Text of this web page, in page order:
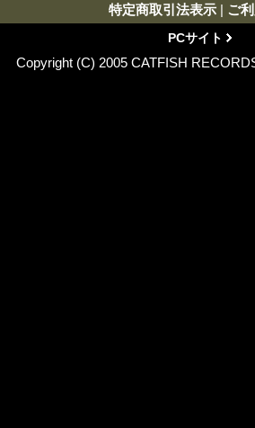
特定商取引法表示 | ご
PCサイト
Copyright (C) 2005 CATFISH